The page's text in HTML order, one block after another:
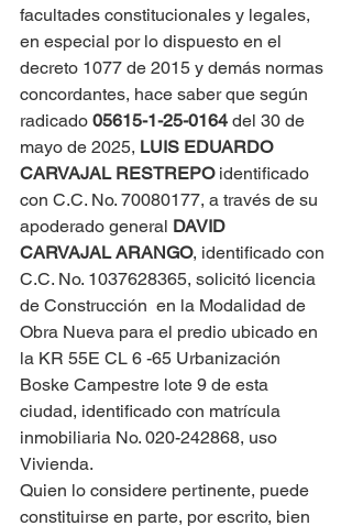
facultades constitucionales y legales,
en especial por lo dispuesto en el
decreto 1077 de 2015 y demás normas
concordantes, hace saber que según
radicado 05615-1-25-0164 del 30 de
mayo de 2025, LUIS EDUARDO
CARVAJAL RESTREPO identificado
con C.C. No. 70080177, a través de su
apoderado general DAVID
CARVAJAL ARANGO, identificado con
C.C. No. 1037628365, solicitó licencia
de Construcción  en la Modalidad de
Obra Nueva para el predio ubicado en
la KR 55E CL 6 -65 Urbanización
Boske Campestre lote 9 de esta
ciudad, identificado con matrícula
inmobiliaria No. 020-242868, uso
Vivienda.
Quien lo considere pertinente, puede
constituirse en parte, por escrito, bien